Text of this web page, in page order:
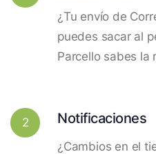
¿Tu envío de
puedes sacar al
Parcello sabes la
2 Notificaciones
¿Cambios en el